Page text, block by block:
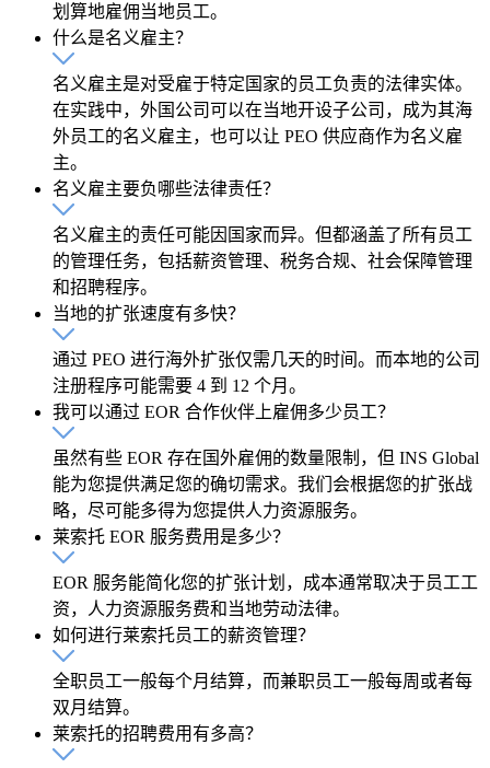
划算地雇佣当地员工。
什么是名义雇主？
名义雇主是对受雇于特定国家的员工负责的法律实体。
在实践中，外国公司可以在当地开设子公司，成为其海
外员工的名义雇主，也可以让 PEO 供应商作为名义雇
主。
名义雇主要负哪些法律责任？
名义雇主的责任可能因国家而异。但都涵盖了所有员工
的管理任务，包括薪资管理、税务合规、社会保障管理
和招聘程序。
当地的扩张速度有多快？
通过 PEO 进行海外扩张仅需几天的时间。而本地的公司
注册程序可能需要 4 到 12 个月。
我可以通过 EOR 合作伙伴上雇佣多少员工？
虽然有些 EOR 存在国外雇佣的数量限制，但 INS Global
能为您提供满足您的确切需求。我们会根据您的扩张战
略，尽可能多得为您提供人力资源服务。
莱索托 EOR 服务费用是多少？
EOR 服务能简化您的扩张计划，成本通常取决于员工工
资，人力资源服务费和当地劳动法律。
如何进行莱索托员工的薪资管理？
全职员工一般每个月结算，而兼职员工一般每周或者每
双月结算。
莱索托的招聘费用有多高？